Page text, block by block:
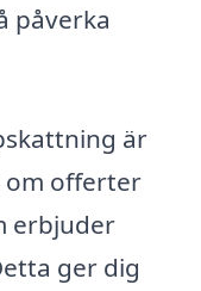
påverka
är
om offerter
erbjuder
ger dig